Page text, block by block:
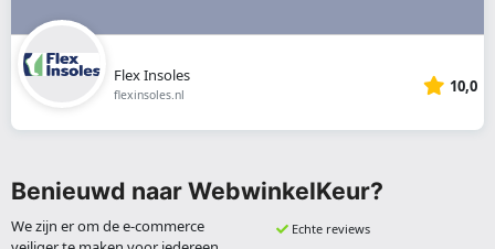
Flex Insoles
flexinsoles.nl 10,0
Benieuwd naar WebwinkelKeur?
We zijn er om de e-commerce
Echte reviews